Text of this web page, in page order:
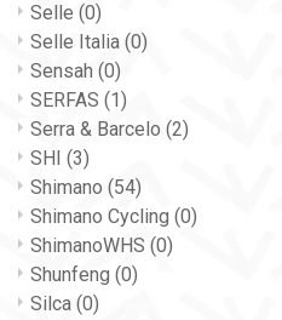
Selle (0)
Selle Italia (0)
Sensah (0)
SERFAS (1)
Serra & Barcelo (2)
SHI (3)
Shimano (54)
Shimano Cycling (0)
ShimanoWHS (0)
Shunfeng (0)
Silca (0)